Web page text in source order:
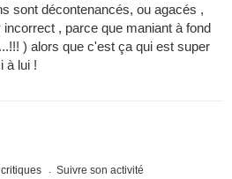
sont décontenancés, ou agacés ,
, parce que maniant à fond
) alors que c'est ça qui est super
à lui !
Suivre son activité